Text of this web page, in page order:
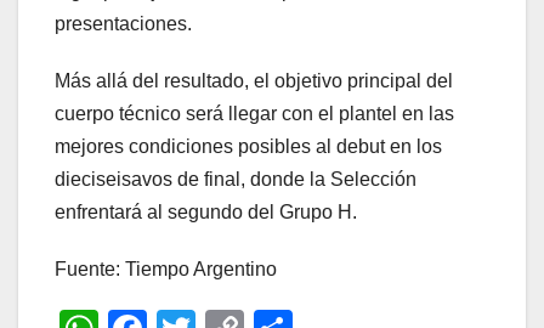
presentaciones.
Más allá del resultado, el objetivo principal del
cuerpo técnico será llegar con el plantel en las
mejores condiciones posibles al debut en los
dieciseisavos de final, donde la Selección
enfrentará al segundo del Grupo H.
Fuente: Tiempo Argentino